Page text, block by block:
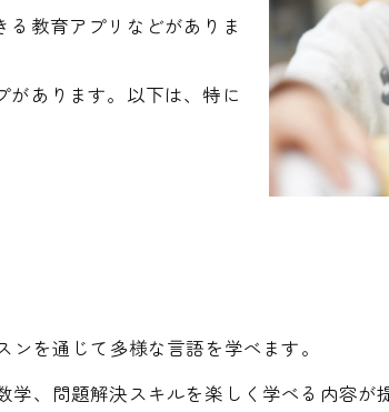
教育アプリなどがありま
あります。以下は、特に
を通じて多様な言語を学べます。
学、問題解決スキルを楽しく学べる内容が